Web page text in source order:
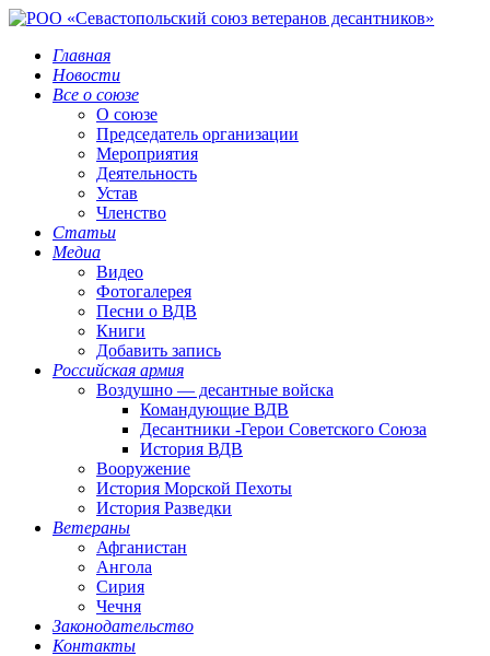
Главная
Новости
Все о союзе
О союзе
Председатель организации
Мероприятия
Деятельность
Устав
Членство
Статьи
Медиа
Видео
Фотогалерея
Песни о ВДВ
Книги
Добавить запись
Российская армия
Воздушно — десантные войска
Командующие ВДВ
Десантники -Герои Советского Союза
История ВДВ
Вооружение
История Морской Пехоты
История Разведки
Ветераны
Афганистан
Ангола
Сирия
Чечня
Законодательство
Контакты